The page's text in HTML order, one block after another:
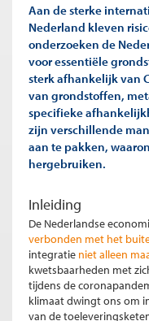
Aan de sterke
Nederland kleven
onderzoeken de
voor essentiële
sterk afhankelijk van
van grondstoffen,
specifieke
zijn verschillende
aan te pakken,
hergebruiken.
Inleiding
De Nederlandse
verbonden met het
integratie niet alleen
kwetsbaarheden met
tijdens de
klimaat dwingt ons om
van de